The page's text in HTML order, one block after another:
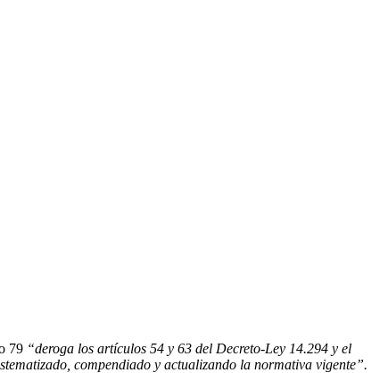
79 “deroga los artículos 54 y 63 del Decreto-Ley 14.294 y el
compendiado y actualizando la normativa vigente”.